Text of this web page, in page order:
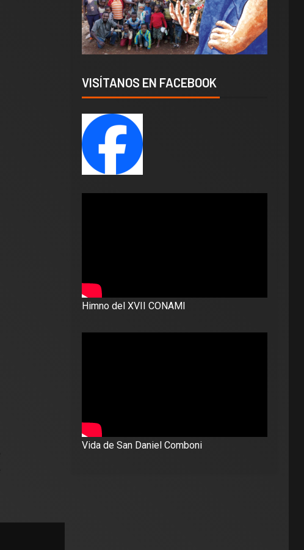
VISÍTANOS EN FACEBOOK
Himno del XVII CONAMI
Vida de San Daniel Comboni